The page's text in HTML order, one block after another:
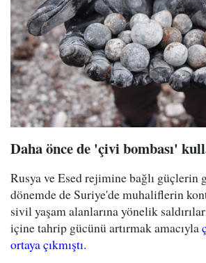
Daha önce de 'çivi bombası'
Rusya ve Esed rejimine bağlı güçlerin
dönemde de Suriye'de muhaliflerin
sivil yaşam alanlarına yönelik
içine tahrip gücünü artırmak amacıyla
ortaya çıkmıştı.